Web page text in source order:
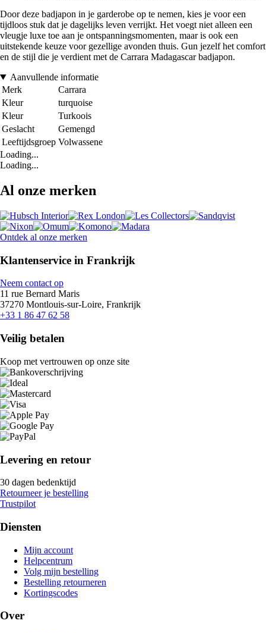
Door deze badjapon in je garderobe op te nemen, kies je voor een
tijdloos stuk dat je dagelijks leven verrijkt. Het voegt niet alleen een
vleugje luxe toe aan je ontspanningsmomenten, maar is ook een
uitstekende keuze voor gezellige avonden thuis. Gun jezelf het comfort
en de stijl die je verdient met de Carrara Madagascar badjapon.
Aanvullende informatie
Merk
Carrara
Kleur
turquoise
Kleur
Turkoois
Geslacht
Gemengd
Leeftijdsgroep Volwassene
Loading...
Loading...
Al onze merken
Ontdek al onze merken
Klantenservice in Frankrijk
Neem contact op
11 rue Bernard Maris
37270 Montlouis-sur-Loire, Frankrijk
+33 1 86 47 62 58
Veilig betalen
Koop met vertrouwen op onze site
Levering en retour
30 dagen bedenktijd
Retourneer je bestelling
Trustpilot
Diensten
Mijn account
Helpcentrum
Volg mijn bestelling
Bestelling retourneren
Kortingscodes
Over